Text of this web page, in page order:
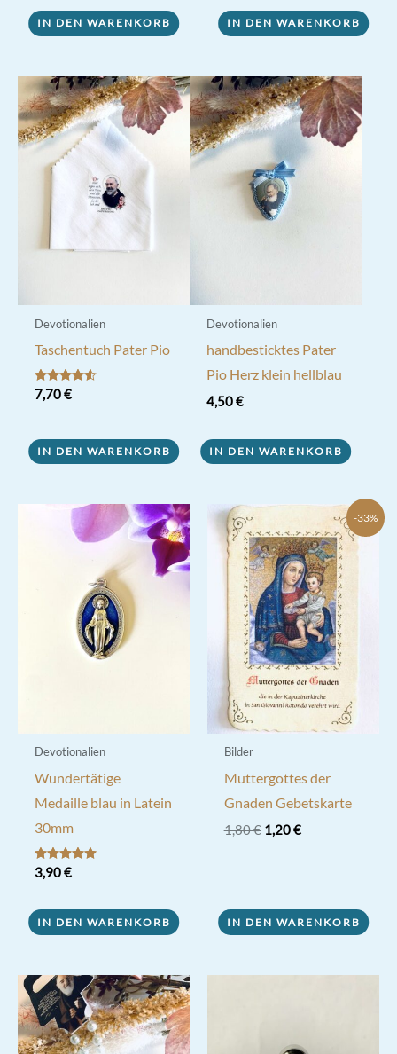
1,80 €1,20 €.
IN DEN WARENKORB IN DEN WARENKORB
Devotionalien
Taschentuch Pater Pio
Bewertet
mit
7,70€
IN DEN WARENKORB
Devotionalien
handbesticktes Pater
Pio Herz klein hellblau
4,50€
IN DEN WARENKORB
Devotionalien
Wundertätige
Medaille blau in Latein
30mm
Bewertet mit
5.00
3,90€
IN DEN WARENKORB
-33%
Bilder
Muttergottes der
Gnaden Gebetskarte
1,80€ Ursprünglicher
1,20€Aktueller
IN DEN WARENKORB